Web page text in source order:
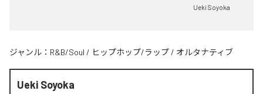
Ueki Soyoka
ジャンル： R&B/Soul / ヒップホップ/ラップ / オルタナティブ
Ueki Soyoka